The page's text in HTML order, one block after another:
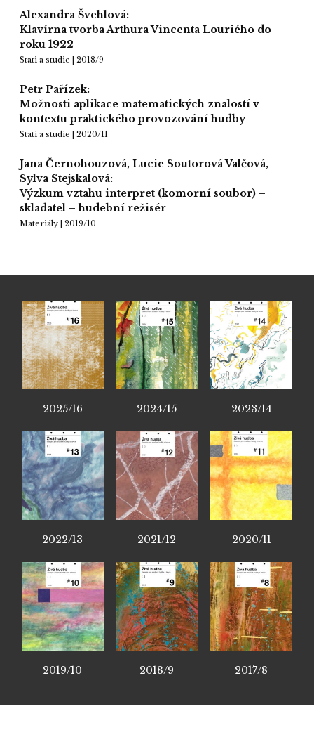
Alexandra Švehlová:
Klavírna tvorba Arthura Vincenta Louriého do
roku 1922
Stati a studie | 2018/9
Petr Pařízek:
Možnosti aplikace matematických znalostí v
kontextu praktického provozování hudby
Stati a studie | 2020/11
Jana Černohouzová, Lucie Soutorová Valčová,
Sylva Stejskalová:
Výzkum vztahu interpret (komorní soubor) –
skladatel – hudební režisér
Materiály | 2019/10
2025/16 2024/15 2023/14
2022/13 2021/12 2020/11
2019/10 2018/9 2017/8